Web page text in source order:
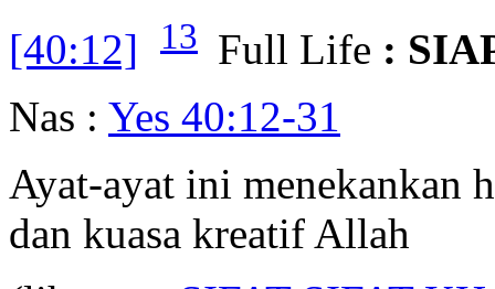
[40:12]
13 Full Life :
Nas : Yes 40:12-31
Ayat-ayat ini menekankan
dan kuasa kreatif Allah